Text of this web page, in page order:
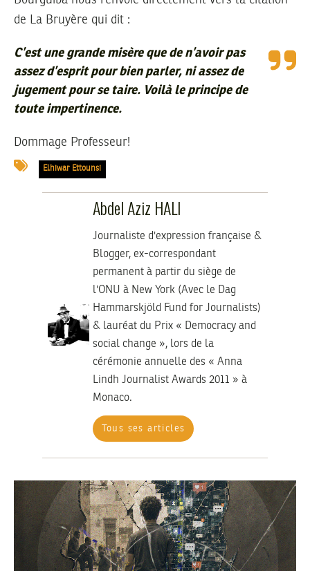
de La Bruyère qui dit :
C’est une grande misère que de n’avoir pas
assez d’esprit pour bien parler, ni assez de
jugement pour se taire. Voilà le principe de
toute impertinence.
Dommage Professeur!
Elhiwar Ettounsi
Abdel Aziz HALI
Journaliste d'expression française &
Blogger, ex-correspondant
permanent à partir du siège de
l'ONU à New York (Avec le Dag
Hammarskjöld Fund for Journalists)
& lauréat du Prix « Democracy and
social change », lors de la
cérémonie annuelle des « Anna
Lindh Journalist Awards 2011 » à
Monaco.
Tous ses articles